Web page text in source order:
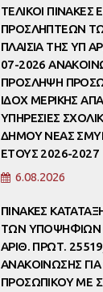
ΤΕΛΙΚΟΙ
ΠΡΟΣΛΗΠΤΕΩΝ
ΠΛΑΙΣΙΑ ΤΗΣ ΥΠ
07-2026
ΠΡΟΣΛΗΨΗ
ΙΔΟΧ ΜΕΡΙΚΗΣ
ΥΠΗΡΕΣΙΕΣ
ΔΗΜΟΥ ΝΕΑΣ
ΕΤΟΥΣ 2026-2027
6.08.2026
ΠΙΝΑΚΕΣ
ΤΩΝ ΥΠΟΨΗΦΙΩΝ
ΑΡΙΘ. ΠΡΩΤ.
ΑΝΑΚΟΙΝΩΣΗΣ
ΠΡΟΣΩΠΙΚΟΥ ΜΕ